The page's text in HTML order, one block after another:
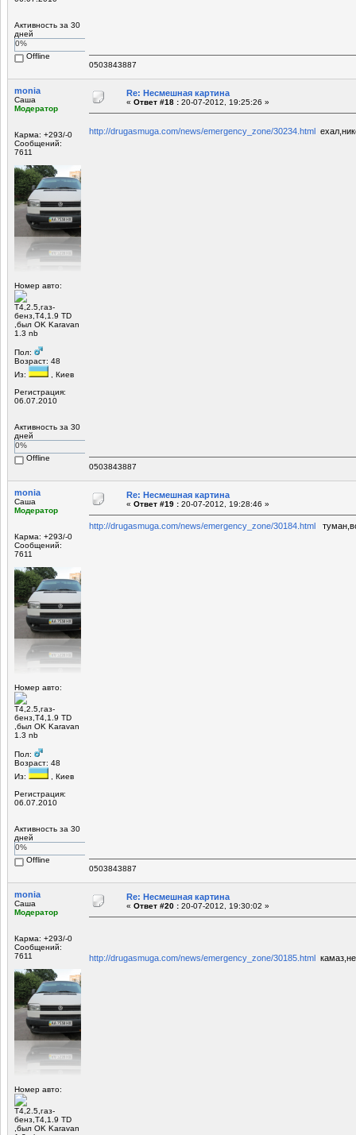
Активность за 30
дней
0%
Offline
0503843887
monia
Саша
Модератор
Карма: +293/-0
Сообщений:
7611
Номер авто:
Т4,2.5,газ-
бенз,Т4,1.9 TD
,был OK Karavan
1.3 nb
Пол:
Возраст: 48
Из:
, Киев
Регистрация:
06.07.2010
Активность за 30
дней
0%
Offline
Re: Несмешная картина
« Ответ #18 : 20-07-2012, 19:25:26 »
http://drugasmuga.com/news/emergency_zone/30234.html
0503843887
monia
Саша
Модератор
Карма: +293/-0
Сообщений:
7611
Номер авто:
Т4,2.5,газ-
бенз,Т4,1.9 TD
,был OK Karavan
1.3 nb
Пол:
Возраст: 48
Из:
, Киев
Регистрация:
06.07.2010
Активность за 30
дней
0%
Offline
Re: Несмешная картина
« Ответ #19 : 20-07-2012, 19:28:46 »
http://drugasmuga.com/news/emergency_zone/30184.html
0503843887
monia
Саша
Модератор
Карма: +293/-0
Сообщений:
7611
Номер авто:
Т4,2.5,газ-
бенз,Т4,1.9 TD
,был OK Karavan
Re: Несмешная картина
« Ответ #20 : 20-07-2012, 19:30:02 »
http://drugasmuga.com/news/emergency_zone/30185.html